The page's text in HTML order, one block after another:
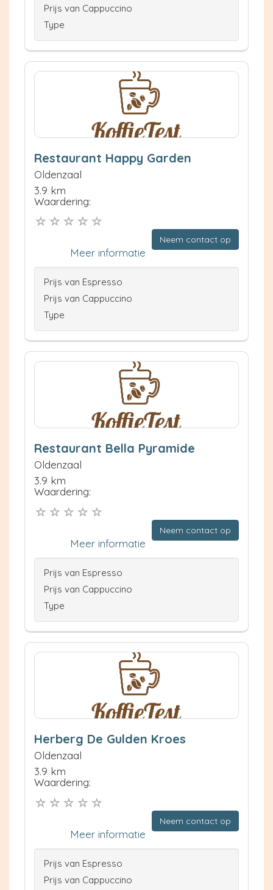
Prijs van Cappuccino
Type
Restaurant Happy Garden
Oldenzaal
3.9 km
Waardering:
Neem contact op
Meer informatie
Prijs van Espresso
Prijs van Cappuccino
Type
Restaurant Bella Pyramide
Oldenzaal
3.9 km
Waardering:
Neem contact op
Meer informatie
Prijs van Espresso
Prijs van Cappuccino
Type
Herberg De Gulden Kroes
Oldenzaal
3.9 km
Waardering:
Neem contact op
Meer informatie
Prijs van Espresso
Prijs van Cappuccino